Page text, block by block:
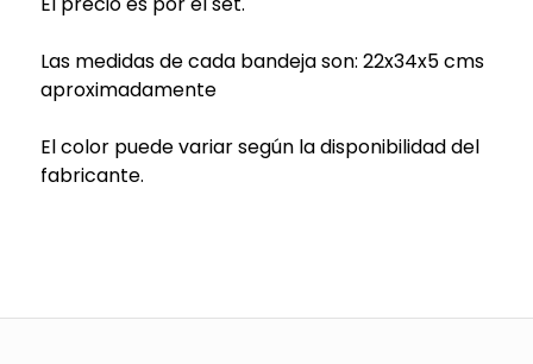
Las medidas de cada bandeja son: 22x34x5 cms
aproximadamente
El color puede variar según la disponibilidad del
fabricante.